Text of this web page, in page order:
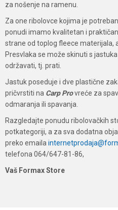
za nošenje na ramenu.
Za one ribolovce kojima je
ponudi imamo kvalitetan i
strane od toplog fleece materijala,
Presvlaka se može skinuti s
održavati, tj. prati.
Jastuk poseduje i dve plastične
pričvrstiti na Carp Provreće za
odmaranja ili spavanja.
Razgledajte ponudu ribolovačkih
potkategoriji, a za sva dodatna
preko emaila
telefona 064/647-81-86,
Vaš Formax Store